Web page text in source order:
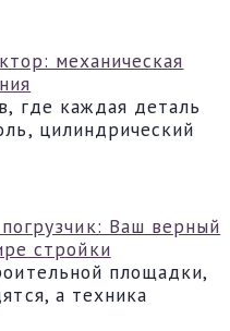
механическая
где каждая деталь
цилиндрический
Ваш верный
стройки
площадки,
а техника